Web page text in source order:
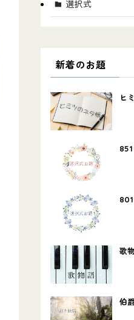
選択式
新着のお題
ヒ
歌
伯